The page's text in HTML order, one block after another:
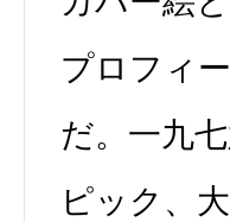
プロフィ
だ。一九
ピック、